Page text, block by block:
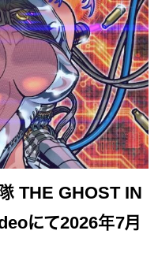
THE GHOST IN
にて2026年7月